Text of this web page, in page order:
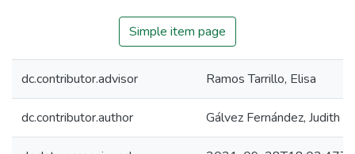
Simple item page
dc.contributor.advisor Ramos Tarrillo, Elisa
dc.contributor.author Gálvez Fernández, Judith